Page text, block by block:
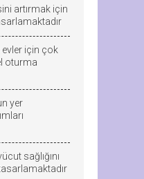
artırmak için
evler için çok
oturma
yer
sağlığını